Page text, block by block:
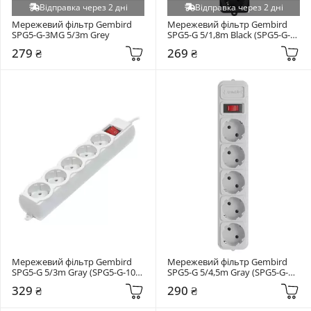
Відправка через 2 дні
Мережевий фільтр Gembird
SPG5-G-3MG 5/3m Grey
279 ₴
Відправка через 2 дні
Мережевий фільтр Gembird
SPG5-G 5/1,8m Black (SPG5-G-
269 ₴
Мережевий фільтр Gembird
SPG5-G 5/3m Gray (SPG5-G-10G-
329 ₴
Мережевий фільтр Gembird
SPG5-G 5/4,5m Gray (SPG5-G-
290 ₴